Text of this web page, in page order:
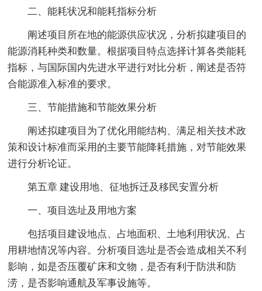
二、能耗状况和能耗指标分析
阐述项目所在地的能源供应状况，分析拟建项目的
能源消耗种类和数量。根据项目特点选择计算各类能耗
指标，与国际国内先进水平进行对比分析，阐述是否符
合能源准入标准的要求。
三、节能措施和节能效果分析
阐述拟建项目为了优化用能结构、满足相关技术政
策和设计标准而采用的主要节能降耗措施，对节能效果
进行分析论证。
第五章 建设用地、征地拆迁及移民安置分析
一、项目选址及用地方案
包括项目建设地点、占地面积、土地利用状况、占
用耕地情况等内容。分析项目选址是否会造成相关不利
影响，如是否压覆矿床和文物，是否有利于防洪和防
涝，是否影响通航及军事设施等。